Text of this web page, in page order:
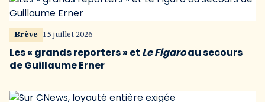
Brève 15 juillet 2026
Les « grands reporters » et Le Figaroau secours
de Guillaume Erner